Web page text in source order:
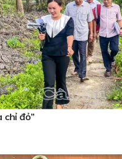
chỉ đỏ”